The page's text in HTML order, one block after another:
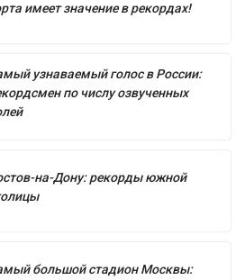
имеет значение в рекордах!
узнаваемый голос в России:
по числу озвученных
на-Дону: рекорды южной
большой стадион Москвы: